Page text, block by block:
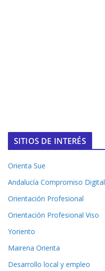
SITIOS DE INTERÉS
Orienta Sue
Andalucía Compromiso Digital
Orientación Profesional
Orientación Profesional Viso
Yoriento
Mairena Orienta
Desarrollo local y empleo